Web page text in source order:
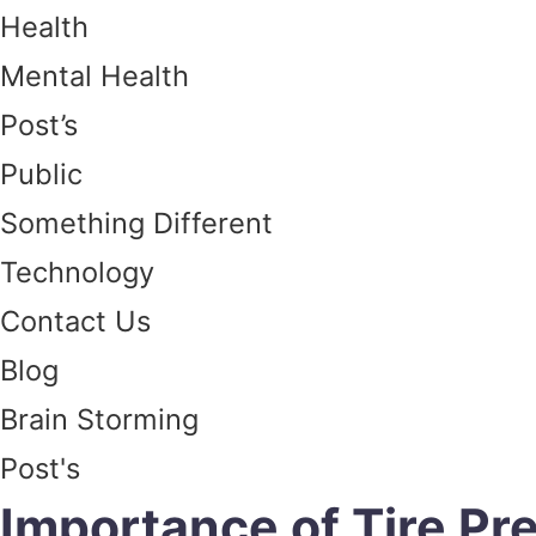
Health
Mental Health
Post’s
Public
Something Different
Technology
Contact Us
Blog
Brain Storming
Post's